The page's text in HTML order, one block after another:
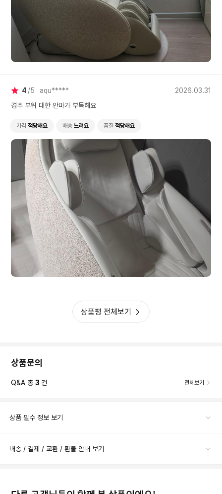
4 5 aqu*****
2026.03.31
경추 부위 대한 안마가 부독해요
가격 적당해요 배송 느려요 품질 적당해요
상품평 전체보기
상품문의
Q&A 총 3 건 전체보기
상품 필수 정보 보기
배송 / 결제 / 교환 / 환불 안내 보기